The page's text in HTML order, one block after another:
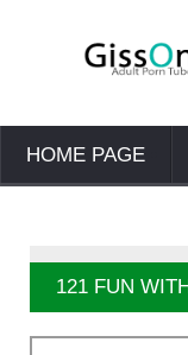
HOME PAGE
121 FUN